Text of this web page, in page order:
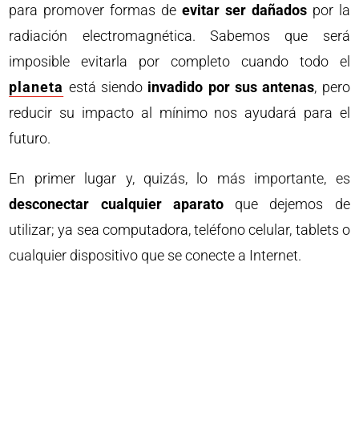
para promover formas de evitar ser dañadospor la
radiación electromagnética. Sabemos que será
imposible evitarla por completo cuando todo el
planeta está siendo invadido por sus antenas, pero
reducir su impacto al mínimo nos ayudará para el
futuro.
En primer lugar y, quizás, lo más importante, es
desconectar cualquier aparatoque dejemos de
utilizar; ya sea computadora, teléfono celular, tablets o
cualquier dispositivo que se conecte a Internet.